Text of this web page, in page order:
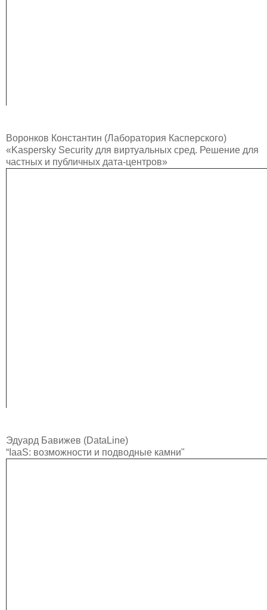
Воронков Константин (Лаборатория Касперского)
«Kaspersky Security для виртуальных сред. Решение для
частных и публичных дата-центров»
Эдуард Бавижев (DataLine)
“IaaS: возможности и подводные камни"